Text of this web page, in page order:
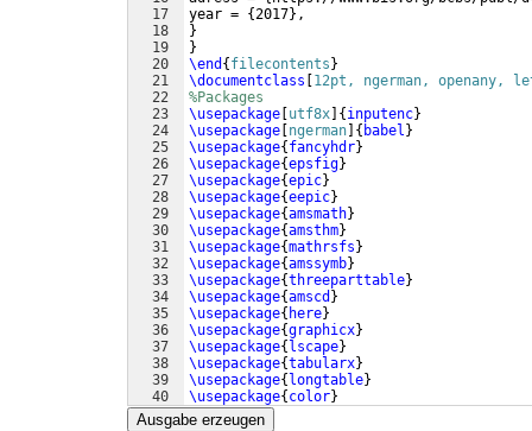
17
18
19
20
21
22
23
24
25
26
27
28
29
30
31
32
33
34
35
36
37
38
39
40
41
year = {2017} ,
}
}
\end { filecontents }
\documentclass
12pt, ngerman, openany,
%Packages
\usepackage utf8x { inputenc}
\usepackage ngerman { babel }
\usepackage{ fancyhdr}
\usepackage{epsfig}
\usepackage{epic}
\usepackage{eepic}
\usepackage{amsmath}
\usepackage{amsthm}
\usepackage{mathrsfs }
\usepackage{amssymb}
\usepackage{threeparttable}
\usepackage{amscd }
\usepackage{ here}
\usepackage{graphicx}
\usepackage{ lscape}
\usepackage{tabularx}
\usepackage{ longtable}
\usepackage{ color}
\usepackage
Ausgabe erzeugen